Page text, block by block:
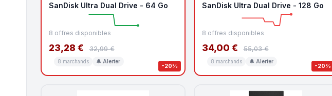
-20%
SanDisk Ultra Dual Drive - 64 Go
8 offres disponibles
23,28 € 32,99 €
8 marchands 🔔 Alerter
-20%
SanDisk Ultra Dual Drive - 128 Go
8 offres disponibles
34,00 € 55,03 €
8 marchands 🔔 Alerter